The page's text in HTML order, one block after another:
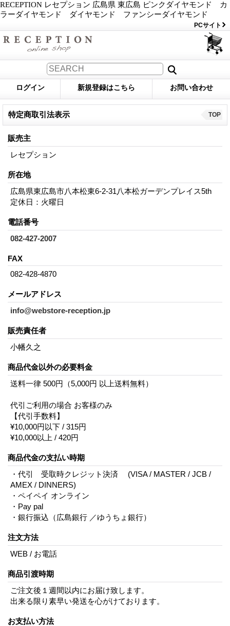
RECEPTION レセプション 広島県 東広島 ピンクダイヤモンド カ
ラーダイヤモンド ダイヤモンド ファンシーダイヤモンド
PCサイト
ログイン 新規登録はこちら お問い合わせ
特定商取引法表示 TOP
販売主
レセプション
所在地
広島県東広島市八本松東6-2-31八本松ガーデンプレイス5th
定休日：火曜日
電話番号
082-427-2007
FAX
082-428-4870
メールアドレス
info@webstore-reception.jp
販売責任者
小幡久之
商品代金以外の必要料金
送料一律 500円（5,000円 以上送料無料）
代引ご利用の場合 お客様のみ
【代引手数料】
¥10,000円以下 / 315円
¥10,000以上 / 420円
商品代金の支払い時期
・代引 受取時クレジット決済 (VISA / MASTER / JCB /
AMEX / DINNERS)
・ペイペイ オンライン
・Pay pal
・銀行振込（広島銀行 ／ゆうちょ銀行）
注文方法
WEB / お電話
商品引渡時期
ご注文後１週間以内にお届け致します。
出来る限り素早い発送を心がけております。
お支払い方法